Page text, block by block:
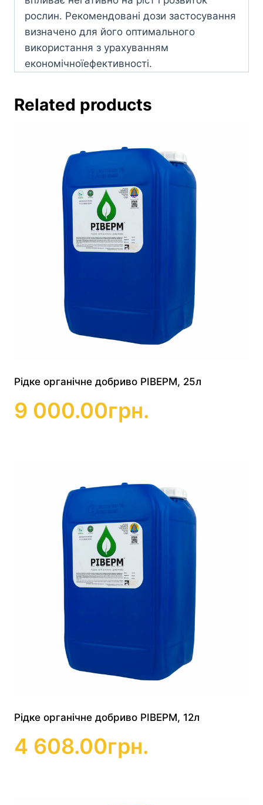
рослин. Рекомендовані дози застосування
визначено для його оптимального
використання з урахуванням
економічноїефективності.
Related products
Рідке органічне добриво РІВЕРМ, 25л
9 000.00грн.
Рідке органічне добриво РІВЕРМ, 12л
4 608.00грн.